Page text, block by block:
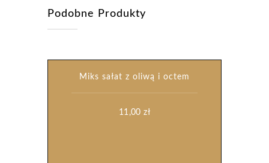
Podobne Produkty
Miks sałat z oliwą i octem
11,00zł